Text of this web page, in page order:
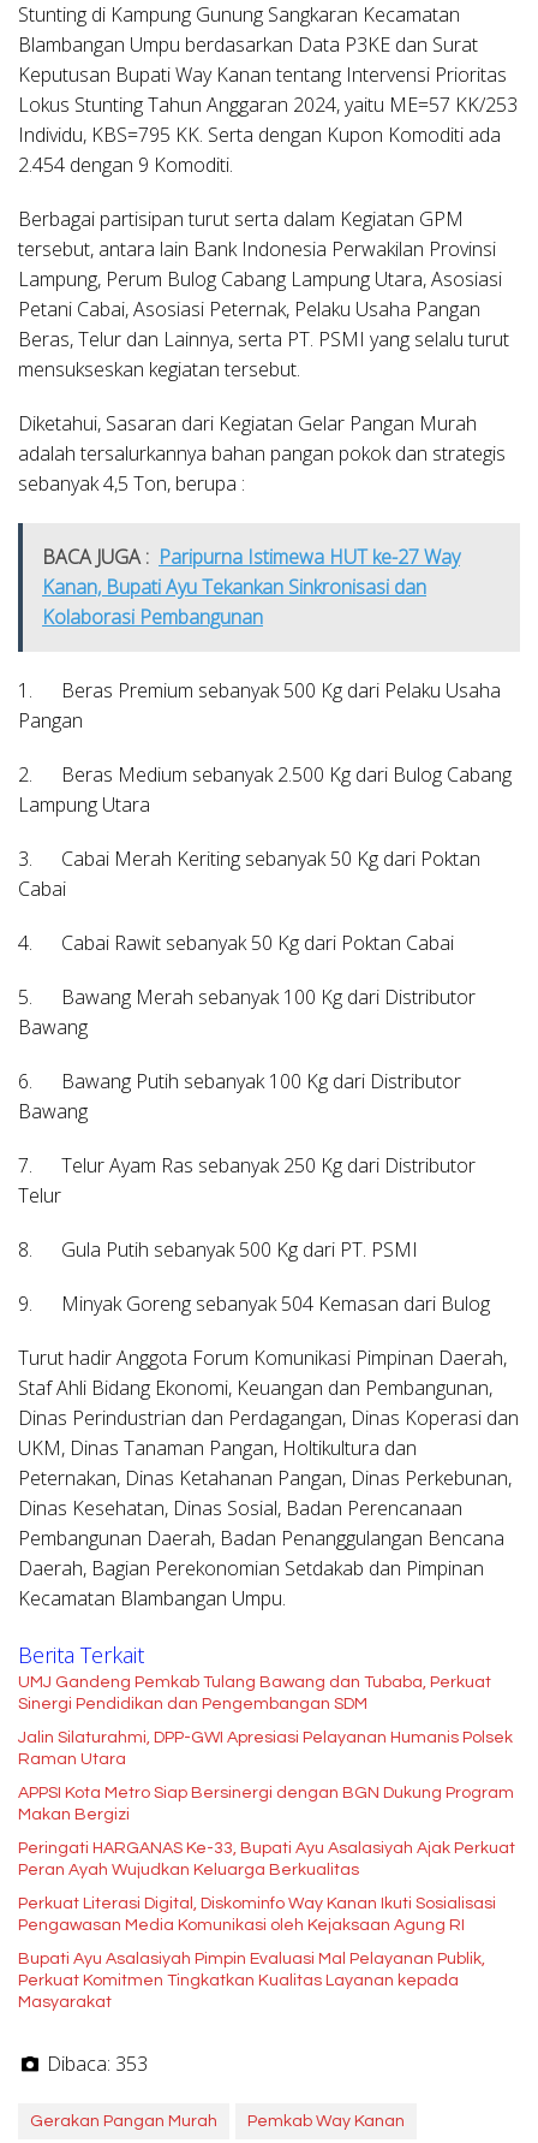
Stunting di Kampung Gunung Sangkaran Kecamatan
Blambangan Umpu berdasarkan Data P3KE dan Surat
Keputusan Bupati Way Kanan tentang Intervensi Prioritas
Lokus Stunting Tahun Anggaran 2024, yaitu ME=57 KK/253
Individu, KBS=795 KK. Serta dengan Kupon Komoditi ada
2.454 dengan 9 Komoditi.
Berbagai partisipan turut serta dalam Kegiatan GPM
tersebut, antara lain Bank Indonesia Perwakilan Provinsi
Lampung, Perum Bulog Cabang Lampung Utara, Asosiasi
Petani Cabai, Asosiasi Peternak, Pelaku Usaha Pangan
Beras, Telur dan Lainnya, serta PT. PSMI yang selalu turut
mensukseskan kegiatan tersebut.
Diketahui, Sasaran dari Kegiatan Gelar Pangan Murah
adalah tersalurkannya bahan pangan pokok dan strategis
sebanyak 4,5 Ton, berupa :
BACA JUGA : Paripurna Istimewa HUT ke-27 Way
Kanan, Bupati Ayu Tekankan Sinkronisasi dan
Kolaborasi Pembangunan
1. Beras Premium sebanyak 500 Kg dari Pelaku Usaha
Pangan
2. Beras Medium sebanyak 2.500 Kg dari Bulog Cabang
Lampung Utara
3. Cabai Merah Keriting sebanyak 50 Kg dari Poktan
Cabai
4. Cabai Rawit sebanyak 50 Kg dari Poktan Cabai
5. Bawang Merah sebanyak 100 Kg dari Distributor
Bawang
6. Bawang Putih sebanyak 100 Kg dari Distributor
Bawang
7. Telur Ayam Ras sebanyak 250 Kg dari Distributor
Telur
8. Gula Putih sebanyak 500 Kg dari PT. PSMI
9. Minyak Goreng sebanyak 504 Kemasan dari Bulog
Turut hadir Anggota Forum Komunikasi Pimpinan Daerah,
Staf Ahli Bidang Ekonomi, Keuangan dan Pembangunan,
Dinas Perindustrian dan Perdagangan, Dinas Koperasi dan
UKM, Dinas Tanaman Pangan, Holtikultura dan
Peternakan, Dinas Ketahanan Pangan, Dinas Perkebunan,
Dinas Kesehatan, Dinas Sosial, Badan Perencanaan
Pembangunan Daerah, Badan Penanggulangan Bencana
Daerah, Bagian Perekonomian Setdakab dan Pimpinan
Kecamatan Blambangan Umpu.
Berita Terkait
UMJ Gandeng Pemkab Tulang Bawang dan Tubaba, Perkuat
Sinergi Pendidikan dan Pengembangan SDM
Jalin Silaturahmi, DPP-GWI Apresiasi Pelayanan Humanis Polsek
Raman Utara
APPSI Kota Metro Siap Bersinergi dengan BGN Dukung Program
Makan Bergizi
Peringati HARGANAS Ke-33, Bupati Ayu Asalasiyah Ajak Perkuat
Peran Ayah Wujudkan Keluarga Berkualitas
Perkuat Literasi Digital, Diskominfo Way Kanan Ikuti Sosialisasi
Pengawasan Media Komunikasi oleh Kejaksaan Agung RI
Bupati Ayu Asalasiyah Pimpin Evaluasi Mal Pelayanan Publik,
Perkuat Komitmen Tingkatkan Kualitas Layanan kepada
Masyarakat
Dibaca: 353
Gerakan Pangan Murah Pemkab Way Kanan